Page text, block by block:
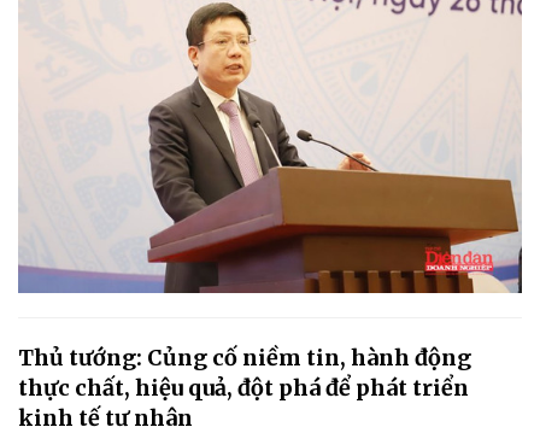
Thủ tướng: Củng cố niềm tin, hành động
thực chất, hiệu quả, đột phá để phát triển
kinh tế tư nhân